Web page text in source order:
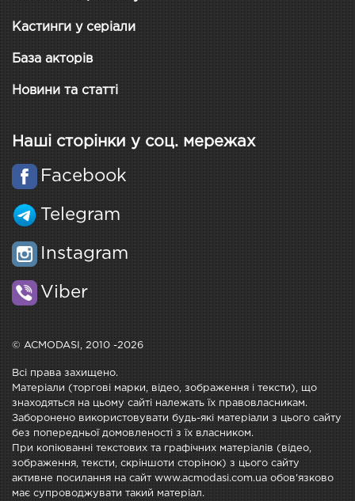
Кастинги у серіали
База акторів
Новини та статті
Наші сторінки у соц. мережах
Facebook
Telegram
Instagram
Viber
© ACMODASI, 2010 -2026
Всі права захищено.
Матеріали (торгові марки, відео, зображення і тексти), що
знаходяться на цьому сайті належать їх правовласникам.
Заборонено використовувати будь-які матеріали з цього сайту
без попередньої домовленості з їх власником.
При копіюванні текстових та графічних матеріалів (відео,
зображення, тексти, скріншоти сторінок) з цього сайту
активне посилання на сайт www.acmodasi.com.ua обов'язково
має супроводжувати такий матеріал.